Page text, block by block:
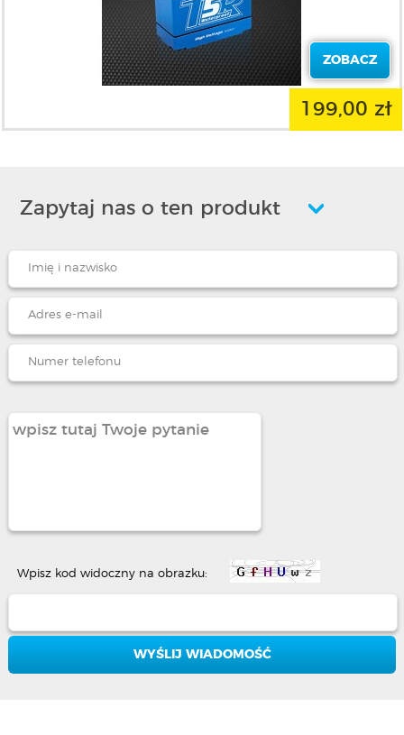
ZOBACZ
199,00 zł
Zapytaj nas o ten produkt
Wpisz kod widoczny na obrazku: